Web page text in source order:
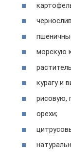
морскую
курагу и
рисовую,
орехи;